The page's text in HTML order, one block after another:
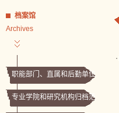
档案馆
Archives
职能部门、直属和后勤单位
归档范围
专业学院和研究机构归档范
·